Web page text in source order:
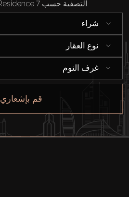
التصفية حسب Canal Front Residence 7:
شراء
نوع العقار
غرف النوم
قم بإشعاري